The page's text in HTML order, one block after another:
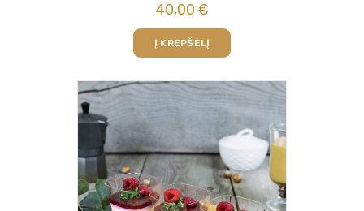
40,00 €
Į KREPŠELĮ